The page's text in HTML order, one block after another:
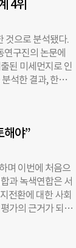
이 줄었다. 반면
세먼지 발생을
전에 비해 27%
건기구(WHO)가
래로 유지하도록
, 뇌졸중 등의 증
지를 1군 발암물
4위
것으로 분석됐다.
구진의 논문에
된 미세먼지로 인
석한 결과, 한국의
따라 2018년 초미
로 급감했
세로 67km
칸 보라 영국 버밍
어떤 지역에 어떤
위에 정확하게 표
게 추산할 수 있었
해야”
며 이번에 처음으
과 녹색연합은 서
전환에 대한 사회
가의 근거가 되는